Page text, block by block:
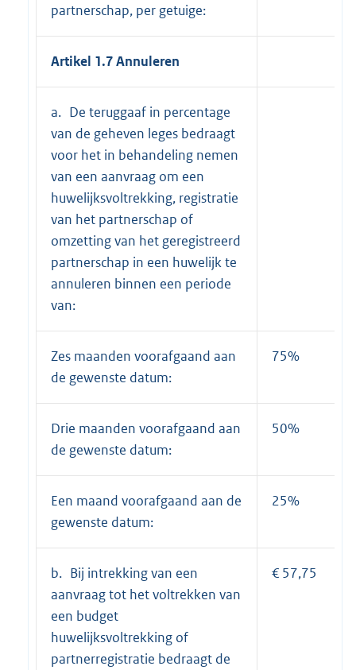
partnerschap, per getuige:
Artikel 1.7 Annuleren
a. De teruggaaf in percentage
van de geheven leges bedraagt
voor het in behandeling nemen
van een aanvraag om een
huwelijksvoltrekking, registratie
van het partnerschap of
omzetting van het geregistreerd
partnerschap in een huwelijk te
annuleren binnen een periode
van:
Zes maanden voorafgaand aan
de gewenste datum:
75%
Drie maanden voorafgaand aan
de gewenste datum:
50%
Een maand voorafgaand aan de
gewenste datum:
25%
b. Bij intrekking van een
aanvraag tot het voltrekken van
een budget
huwelijksvoltrekking of
partnerregistratie bedraagt de
€ 57,75